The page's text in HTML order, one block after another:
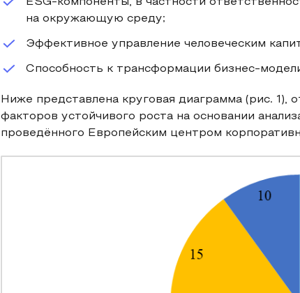
ESG-компоненты, в частности
на окружающую среду;
Эффективное управление человеческим
Способность к трансформации бизнес-
Ниже представлена круговая диаграмма (рис.
факторов устойчивого роста на основании
проведённого Европейским центром